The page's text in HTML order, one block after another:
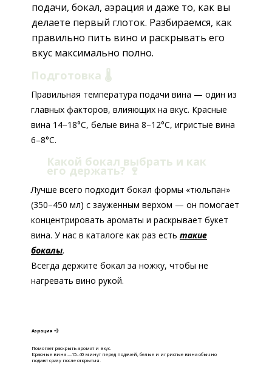
Аэрация 💨
Помогает раскрыть аромат и вкус.
Красные вина —15–40 минут перед подачей, белые и игристые вина обычно
подают сразу после открытия.
подачи, бокал, аэрация и даже то, как вы
делаете первый глоток. Разбираемся, как
правильно пить вино и раскрывать его
вкус максимально полно.
Подготовка 🌡️
Правильная температура подачи вина — один из
главных факторов, влияющих на вкус. Красные
вина 14–18°C, белые вина 8–12°C, игристые вина
6–8°C.
Какой бокал выбрать и как
его держать?🍷
Лучше всего подходит бокал формы «тюльпан»
(350–450 мл) с зауженным верхом — он помогает
концентрировать ароматы и раскрывает букет
вина. У нас в каталоге как раз естьтакие
бокалы.
Всегда держите бокал за ножку, чтобы не
нагревать вино рукой.